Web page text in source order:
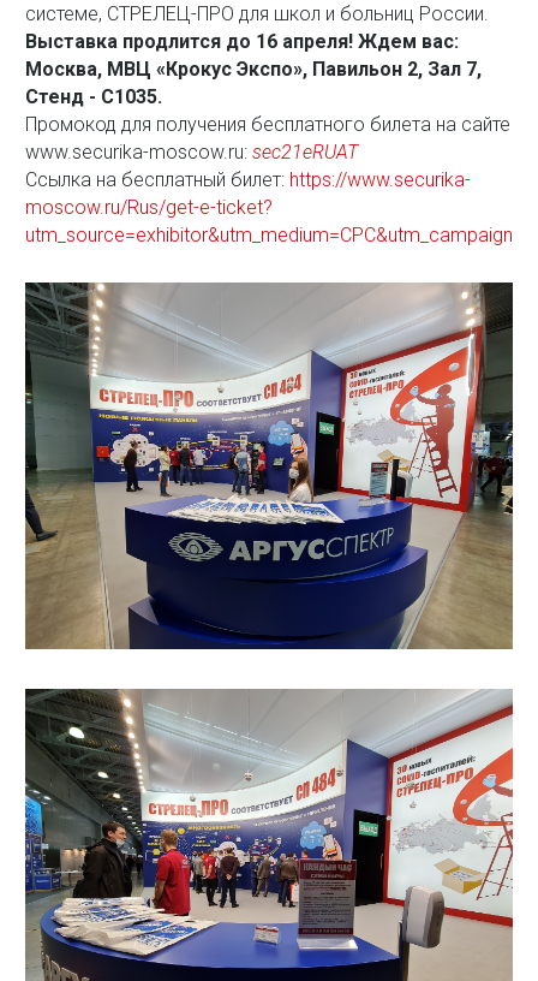
системе, СТРЕЛЕЦ-ПРО для школ и больниц России.
Выставка продлится до 16 апреля! Ждем вас:
Москва, МВЦ «Крокус Экспо», Павильон 2, Зал 7,
Стенд - С1035.
Промокод для получения бесплатного билета на сайте
www.securika-moscow.ru: sec21eRUAT
Ссылка на бесплатный билет: https://www.securika-
moscow.ru/Rus/get-e-ticket?